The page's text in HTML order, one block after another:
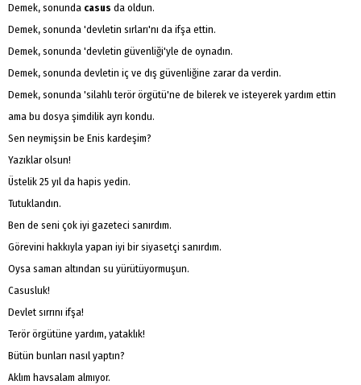
Demek, sonunda casus da oldun.
Demek, sonunda 'devletin sırları'nı da ifşa ettin.
Demek, sonunda 'devletin güvenliği'yle de oynadın.
Demek, sonunda devletin iç ve dış güvenliğine zarar da verdin.
Demek, sonunda 'silahlı terör örgütü'ne de bilerek ve isteyerek yardım ettin
ama bu dosya şimdilik ayrı kondu.
Sen neymişsin be Enis kardeşim?
Yazıklar olsun!
Üstelik 25 yıl da hapis yedin.
Tutuklandın.
Ben de seni çok iyi gazeteci sanırdım.
Görevini hakkıyla yapan iyi bir siyasetçi sanırdım.
Oysa saman altından su yürütüyormuşun.
Casusluk!
Devlet sırrını ifşa!
Terör örgütüne yardım, yataklık!
Bütün bunları nasıl yaptın?
Aklım havsalam almıyor.